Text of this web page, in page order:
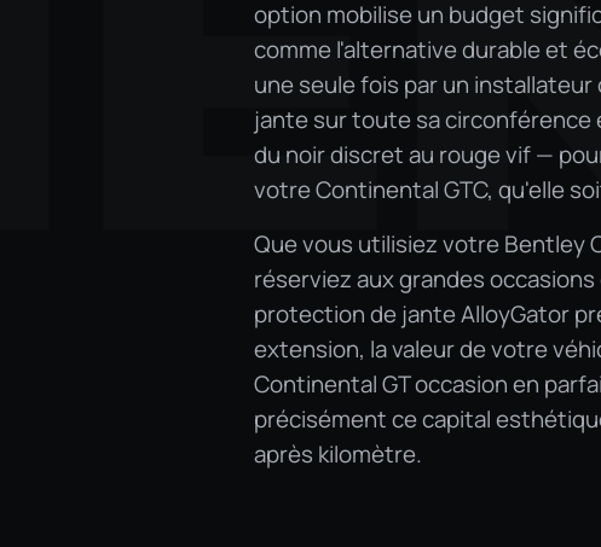
option mobilise un budget
comme l'alternative durable et
une seule fois par un
jante sur toute sa circonférence
du noir discret au rouge vif —
votre Continental GTC, qu'elle
Que vous utilisiez votre Bentley
réserviez aux grandes
protection de jante AlloyGator
extension, la valeur de votre
Continental GT occasion en
précisément ce capital
après kilomètre.